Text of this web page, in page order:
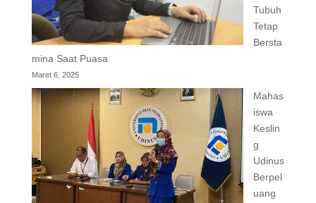
Tubuh
Tetap
Bersta
mina Saat Puasa
Maret 6, 2025
Mahas
iswa
Keslin
g
Udinus
Berpel
uang